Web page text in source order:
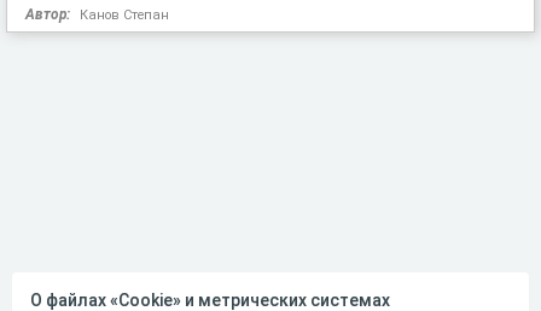
Автор: Канов Степан
О файлах «Cookie» и метрических системах